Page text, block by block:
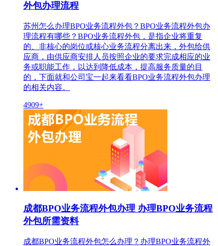
外包办理流程
苏州怎么办理BPO业务流程外包？BPO业务流程外包办
理流程有哪些？BPO业务流程外包，是指企业将重复
的、非核心的岗位或核心业务流程分离出来，外包给供
应商，由供应商安排人员按照企业的要求完成相应的业
务或职能工作，以达到降低成本，提高服务质量的目
的，下面就和公司宝一起来看看BPO业务流程外包办理
的相关内容。
4909+
成都BPO业务流程外包办理 办理BPO业务流程
外包所需资料
成都BPO业务流程外包怎么办理？办理BPO业务流程外